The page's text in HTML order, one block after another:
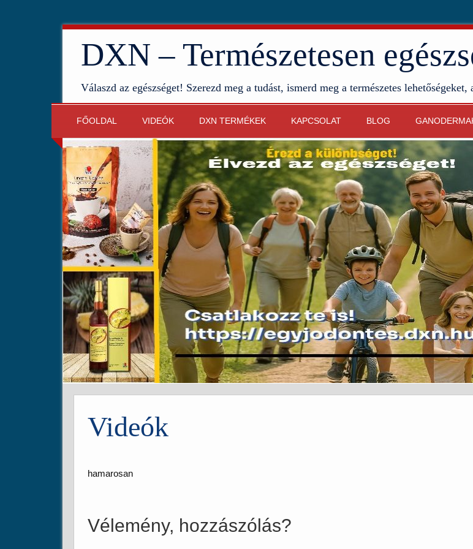
DXN – Természetesen
Válaszd az egészséget! Szerezd meg a tudást, ismerd meg a természetes
FŐOLDAL VIDEÓK DXN TERMÉKEK KAPCSOLAT BLOG
Videók
hamarosan
Vélemény, hozzászólás?